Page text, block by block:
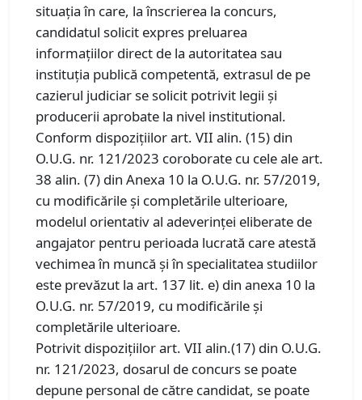
situația în care, la înscrierea la concurs,
candidatul solicit expres preluarea
informațiilor direct de la autoritatea sau
instituția publică competentă, extrasul de pe
cazierul judiciar se solicit potrivit legii și
producerii aprobate la nivel institutional.
Conform dispozițiilor art. VII alin. (15) din
O.U.G. nr. 121/2023 coroborate cu cele ale art.
38 alin. (7) din Anexa 10 la O.U.G. nr. 57/2019,
cu modificările și completările ulterioare,
modelul orientativ al adeverinței eliberate de
angajator pentru perioada lucrată care atestă
vechimea în muncă și în specialitatea studiilor
este prevăzut la art. 137 lit. e) din anexa 10 la
O.U.G. nr. 57/2019, cu modificările și
completările ulterioare.
Potrivit dispozițiilor art. VII alin.(17) din O.U.G.
nr. 121/2023, dosarul de concurs se poate
depune personal de către candidat, se poate